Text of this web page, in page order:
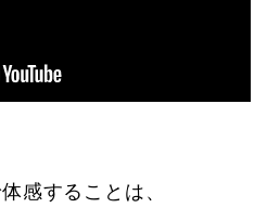
感することは、